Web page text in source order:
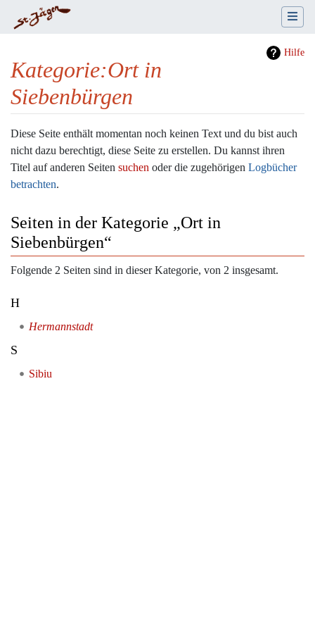
Hilfe
Kategorie:Ort in
Siebenbürgen
Wechseln zu:Navigation,Suche
Diese Seite enthält momentan noch keinen Text und du bist auch
nicht dazu berechtigt, diese Seite zu erstellen. Du kannst ihren
Titel auf anderen Seiten suchen oder die zugehörigen Logbücher
betrachten.
Seiten in der Kategorie „Ort in
Siebenbürgen“
Folgende 2 Seiten sind in dieser Kategorie, von 2 insgesamt.
H
Hermannstadt
S
Sibiu